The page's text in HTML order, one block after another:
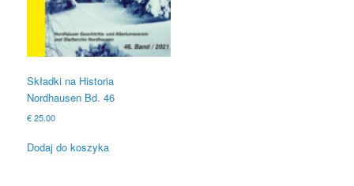
Składki na Historia
Nordhausen Bd. 46
€25.00
Dodaj do koszyka